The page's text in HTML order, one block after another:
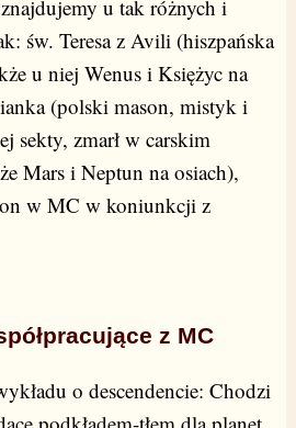
u tak różnych i
św. Teresa z Avili (hiszpańska
u niej Wenus i Księżyc na
(polski mason, mistyk i
sekty, zmarł w carskim
Mars i Neptun na osiach),
w MC w koniunkcji z
z MC
o descendencie: Chodzi